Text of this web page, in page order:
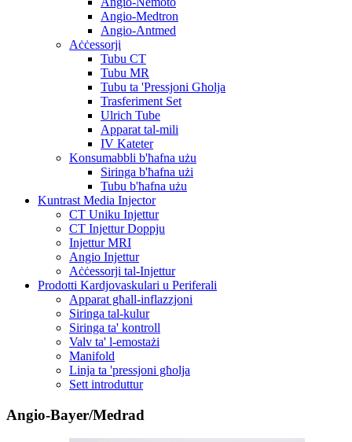
Angio-Medtron
Angio-Antmed
Aċċessorji
Tubu CT
Tubu MR
Tubu ta 'Pressjoni Għolja
Trasferiment Set
Ulrich Tube
Apparat tal-mili
IV Kateter
Konsumabbli b'ħafna użu
Siringa b'ħafna użi
Tubu b'ħafna użu
Kuntrast Media Injector
CT Uniku Injettur
CT Injettur Doppju
Injettur MRI
Angio Injettur
Aċċessorji tal-Injettur
Prodotti Kardjovaskulari u Periferali
Apparat għall-inflazzjoni
Siringa tal-kulur
Siringa ta' kontroll
Valv ta' l-emostażi
Manifold
Linja ta 'pressjoni għolja
Sett introduttur
Angio-Bayer/Medrad